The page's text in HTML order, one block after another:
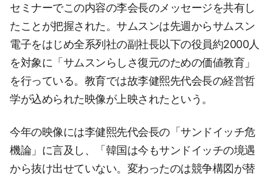
セミナーでこの内容の李会長のメッセージを共有し
たことが把握された。サムスンは先週からサムスン
電子をはじめ全系列社の副社長以下の役員約2000人
を対象に「サムスンらしさ復元のための価値教育」
を行っている。教育では故李健熙先代会長の経営哲
学が込められた映像が上映されたという。
今年の映像には李健熙先代会長の「サンドイッチ危
機論」に言及し、「韓国は今もサンドイッチの境遇
から抜け出せていない。変わったのは競争構図が替